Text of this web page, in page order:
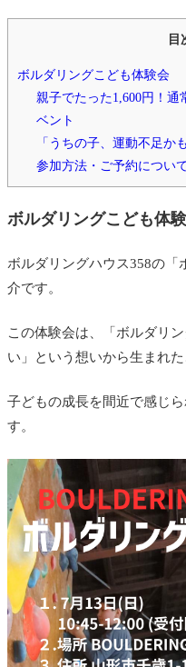
目
ボルダリングこども体験会
親子でたった1,600円！
ベント
「うちの子、運動不足か
参加方法・ご予約につい
ボルダリングこども体
ボルダリングハウス358の「
介です。
この体験会は、「ボルダリ
い」という想いから生まれ
子どもの成長を間近で感じ
す。